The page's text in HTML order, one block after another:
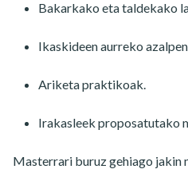
Bakarkako eta taldekako
Ikaskideen aurreko
Ariketa praktikoak.
Irakasleek proposatutako
Masterrari buruz gehiago jakin